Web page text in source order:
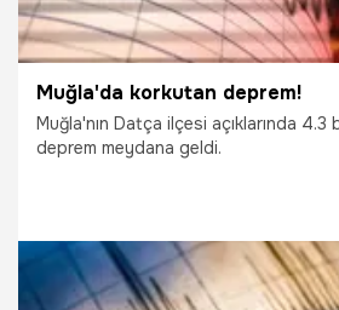
Muğla'da korkutan deprem!
Muğla'nın Datça ilçesi açıklarında 4.3
deprem meydana geldi.